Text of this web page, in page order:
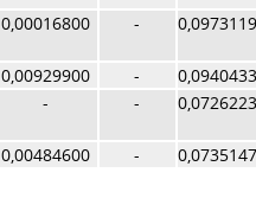
0,00016800 -
0,00929900 -
- -
0,00484600 -